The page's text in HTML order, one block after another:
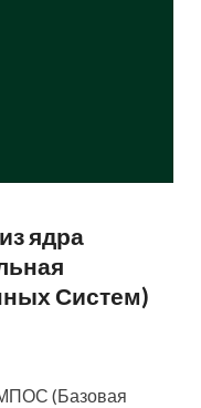
ядра
Систем)
(Базовая